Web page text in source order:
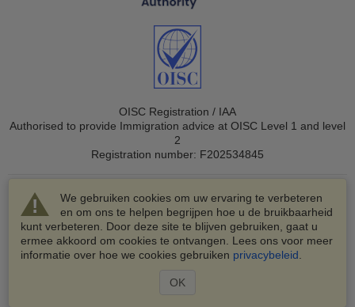
We gebruiken cookies om uw ervaring te verbeteren
en om ons te helpen begrijpen hoe u de bruikbaarheid
kunt verbeteren. Door deze site te blijven gebruiken, gaat u
ermee akkoord om cookies te ontvangen. Lees ons voor meer
informatie over hoe we cookies gebruiken privacybeleid
OK
OISC Registration / IAA
Authorised to provide Immigration advice at OISC Level 1 and level
2
Registration number: F202534845
© 2003-2026 VisaHQ.com, Inc. Alle rechten voorbehouden.
VisaHQ en het VisaHQ-logo zijn geregistreerde
handelsmerken van VisaHQ.com, Inc.